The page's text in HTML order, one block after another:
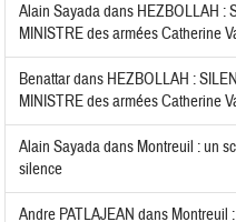
Alain Sayadadans HEZBOLLAH :
MINISTRE des armées Catherine
Benattardans HEZBOLLAH :
MINISTRE des armées Catherine
Alain Sayadadans Montreuil : un
silence
Andre PATLAJEAN dans Montreuil